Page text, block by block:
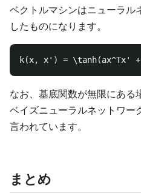
ベクトルマシンはニューラル
したものになります。
なお、基底関数が無限にある
ベイズニューラルネットワー
言われています。
まとめ